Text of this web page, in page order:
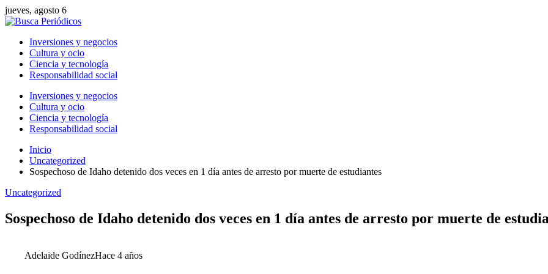
jueves, agosto 6
Inversiones y negocios
Cultura y ocio
Ciencia y tecnología
Responsabilidad social
Inversiones y negocios
Cultura y ocio
Ciencia y tecnología
Responsabilidad social
Inicio
Uncategorized
Sospechoso de Idaho detenido dos veces en 1 día antes de arresto por muerte de estudiantes
Uncategorized
Sospechoso de Idaho detenido dos veces en 1 día antes de arresto por muerte de
Adelaide GodínezHace 4 años